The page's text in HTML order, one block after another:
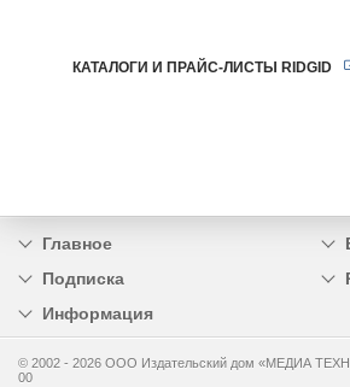
КАТАЛОГИ И ПРАЙС-ЛИСТЫ RIDGID
Главное
Подписка
Информация
© 2002 - 2026 OOO Издательский дом «МЕДИА
00